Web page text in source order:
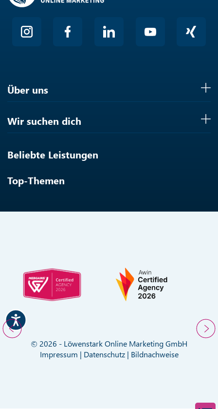
Über uns
Wir suchen dich
Beliebte Leistungen
Top-Themen
© 2026 - Löwenstark Online Marketing GmbH
Impressum | Datenschutz| Bildnachweise